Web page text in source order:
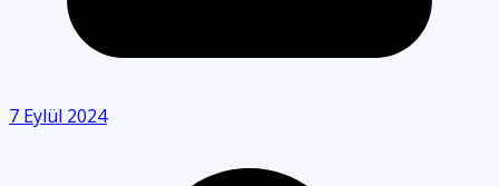
7 Eylül 2024